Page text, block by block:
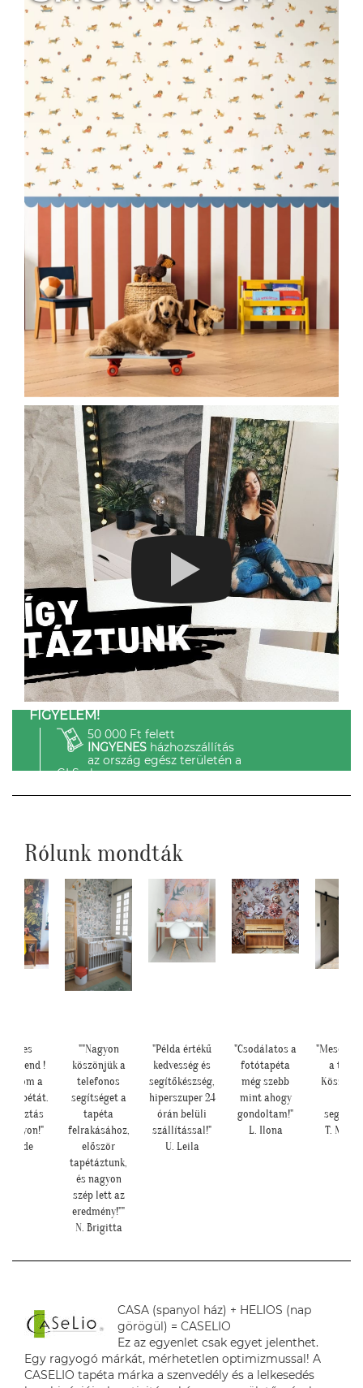
FIGYELEM!
50 000 Ft felett
INGYENESházhozszállítás
az ország egész területén a
GLS-el.
Rólunk mondták
!
a
tapétát.
nagyon!"
Tünde
""Nagyon
köszönjük a
telefonos
segítséget a
tapéta
felrakásához,
először
tapétáztunk,
és nagyon
szép lett az
eredmény!""
N. Brigitta
"Példa értékű
kedvesség és
segítőkészség,
hiperszuper 24
órán belüli
szállítással!"
U. Leila
"Csodálatos a
fotótapéta
még szebb
mint ahogy
gondoltam!"
L. Ilona
a
T.
CASA (spanyol ház) + HELIOS (nap
görögül) = CASELIO
Ez az egyenlet csak egyet jelenthet.
Egy ragyogó márkát, mérhetetlen optimizmussal! A
CASELIO tapéta márka a szenvedély és a lelkesedés